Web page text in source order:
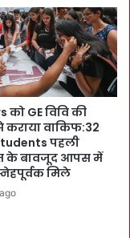
को GE विवि की
कराया वाकिफ:32
पहली
के बावजूद आपस में
मिले